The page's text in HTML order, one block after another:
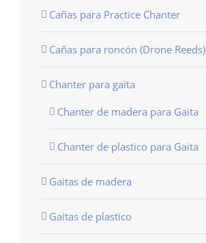
Cañas para Practice Chanter
Cañas para roncón (Drone Reeds)
Chanter para gaita
Chanter de madera para Gaita
Chanter de plastico para Gaita
Gaitas de madera
Gaitas de plastico